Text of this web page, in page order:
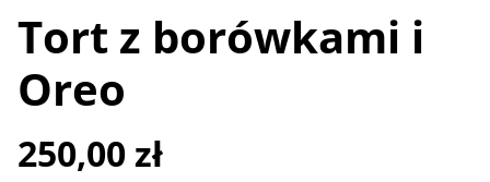
Tort z borówkami i
Oreo
250,00 zł